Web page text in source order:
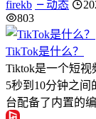
firekb 动态
803
TikTok是什么？
Tiktok是一个短
5秒到10分钟之
台配备了内置的